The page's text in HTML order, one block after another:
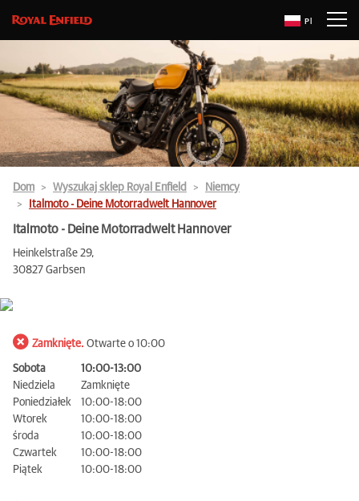
Pl
Dom Wyszukaj sklep Royal Enfield
Niemcy
Italmoto - Deine Motorradwelt Hannover
Italmoto - Deine Motorradwelt Hannover
Heinkelstraße 29,
30827 Garbsen
Zamknięte. Otwarte o 10:00
Sobota
10:00-13:00
Niedziela
Zamknięte
Poniedziałek
10:00-18:00
Wtorek
10:00-18:00
środa
10:00-18:00
Czwartek
10:00-18:00
Piątek
10:00-18:00